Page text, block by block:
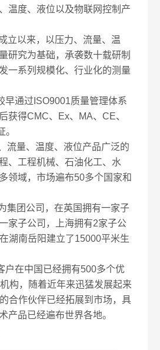
温度、液位以及物联网控制产
立以来，以压力、流量、温
研究为基础，承袭数十载研制
一系列规模化、行业化的测量
早通过ISO9001质量管理体系
获得CMC、Ex、MA、CE、
流量、温度、液位产品广泛的
、工程机械、石油化工、水
领域，市场遍布50多个国家和
集团公司，在英国拥有一家子
家子公司，上海拥有2家子公
湖南岳阳建立了15000平米生
户在中国已经拥有500多个优
构，随着近年来迅猛发展起来
合作伙伴已经拓展到市场，具
产品已经遍布世界各地。